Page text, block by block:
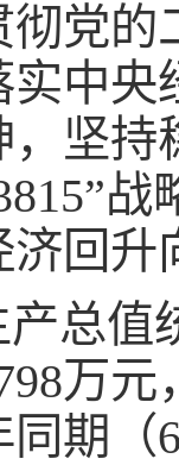
彻党
中央
，坚
回升
总值
万
期（